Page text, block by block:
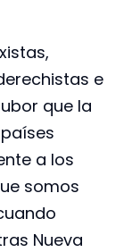
e
que la
a los
somos
Nueva